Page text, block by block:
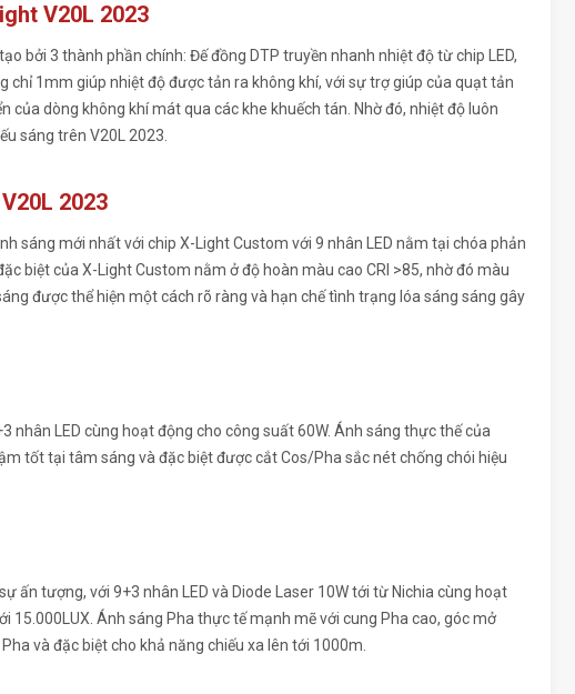
V20L 2023
bởi 3 thành phần chính: Đế đồng DTP truyền nhanh nhiệt độ từ chip LED,
chỉ 1mm giúp nhiệt độ được tản ra không khí, với sự trợ giúp của quạt tản
của dòng không khí mát qua các khe khuếch tán. Nhờ đó, nhiệt độ luôn
sáng trên V20L 2023.
2023
sáng mới nhất với chip X-Light Custom với 9 nhân LED nằm tại chóa phản
biệt của X-Light Custom nằm ở độ hoàn màu cao CRI >85, nhờ đó màu
được thể hiện một cách rõ ràng và hạn chế tình trạng lóa sáng sáng gây
nhân LED cùng hoạt động cho công suất 60W. Ánh sáng thực thế của
tốt tại tâm sáng và đặc biệt được cắt Cos/Pha sắc nét chống chói hiệu
ấn tượng, với 9+3 nhân LED và Diode Laser 10W tới từ Nichia cùng hoạt
15.000LUX. Ánh sáng Pha thực tế mạnh mẽ với cung Pha cao, góc mở
và đặc biệt cho khả năng chiếu xa lên tới 1000m.